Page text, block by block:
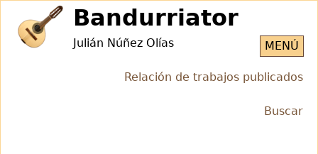
navigation
MENÚ
Bandurriator
Julián Núñez Olías
Relación de trabajos publicados
Buscar